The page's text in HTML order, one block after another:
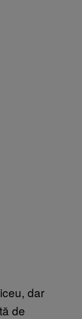
dar
de